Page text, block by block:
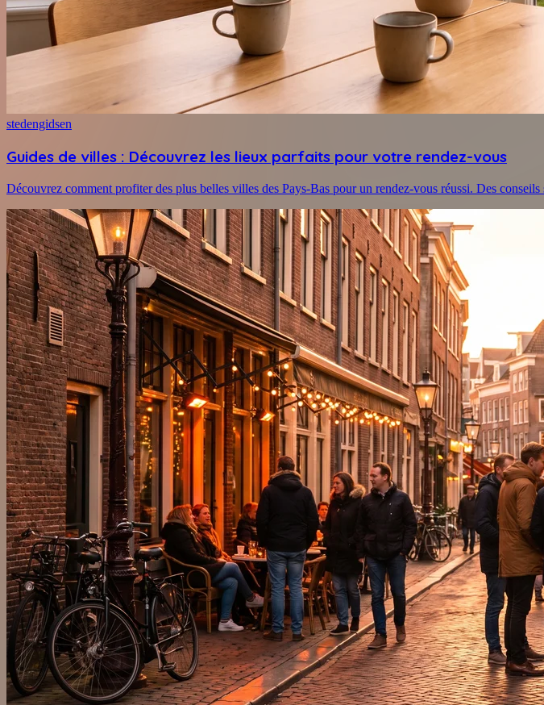
stedengidsen
Guides de villes : Découvrez les lieux parfaits pour votre rendez-vous
Découvrez comment profiter des plus belles villes des Pays-Bas pour un rendez-vous réussi. Des